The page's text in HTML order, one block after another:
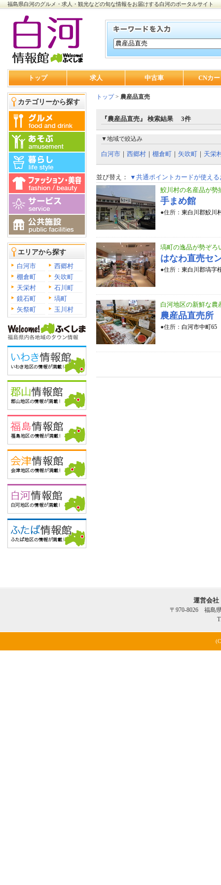
福島県白河のグルメ・求人・観光などの旬な情報をお届けする白河のポータルサイト
トップ 求人 中古車 CNカ
カテゴリーから探す
エリアから探す
白河市
西郷村
棚倉町
矢吹町
天栄村
石川町
鏡石町
塙町
矢祭町
玉川村
トップ> 農産品直売
『農産品直売』 検索結果 3件
▼地域で絞込み
白河市 ｜ 西郷村 ｜ 棚倉町 ｜ 矢吹町 ｜ 天栄
並び替え：
▼共通ポイントカードが使える
鮫川村の名産品が勢
手まめ館
●住所： 東白川郡鮫川
塙町の逸品が勢ぞろ
はなわ直売セ
●住所： 東白川郡塙字
白河地区の新鮮な農
農産品直売所
●住所： 白河市中町65
運営会
〒970-8026 福島